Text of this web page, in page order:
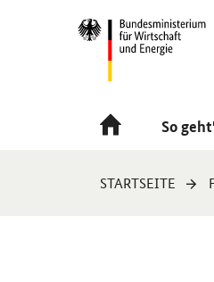
Navigation
Hauptmenü
So
Sie
STARTSEITE